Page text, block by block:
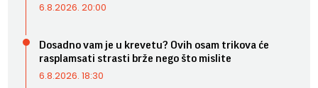
6.8.2026. 20:00
Dosadno vam je u krevetu? Ovih osam trikova će
rasplamsati strasti brže nego što mislite
6.8.2026. 18:30